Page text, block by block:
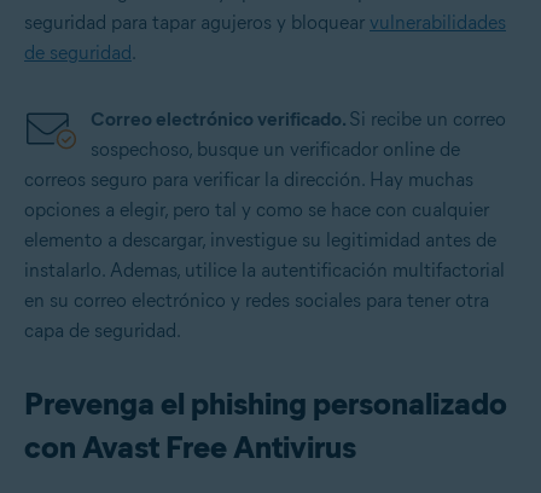
seguridad para tapar agujeros y bloquear vulnerabilidades
de seguridad.
Correo electrónico verificado. Si recibe un correo
sospechoso, busque un verificador online de
correos seguro para verificar la dirección. Hay muchas
opciones a elegir, pero tal y como se hace con cualquier
elemento a descargar, investigue su legitimidad antes de
instalarlo. Ademas, utilice la autentificación multifactorial
en su correo electrónico y redes sociales para tener otra
capa de seguridad.
Prevenga el phishing personalizado
con Avast Free Antivirus